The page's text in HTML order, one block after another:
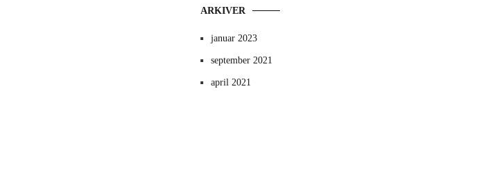
ARKIVER
januar 2023
september 2021
april 2021